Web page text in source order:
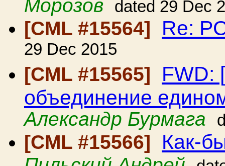
Морозов dated 29 Dec
[CML #15564] Re:
29 Dec 2015
[CML #15565]
FWD:
объединение
Александр Бурмага
[CML #15566] Как-